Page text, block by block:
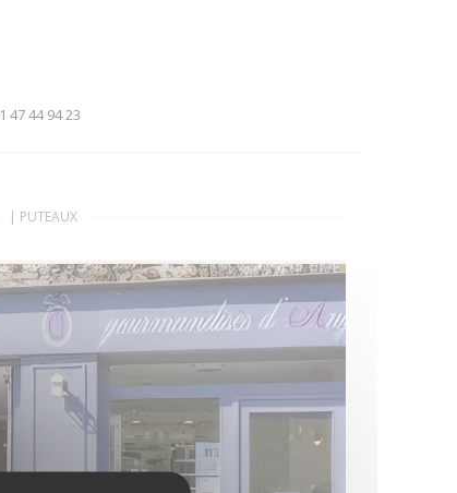
47 44 94 23
| PUTEAUX